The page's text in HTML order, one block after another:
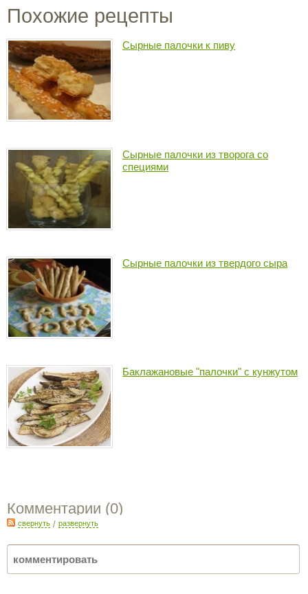
Похожие рецепты
Сырные палочки к пиву
Сырные палочки из творога со
специями
Сырные палочки из твердого сыра
Баклажановые "палочки" с кунжутом
Комментарии (0)
свернуть / развернуть